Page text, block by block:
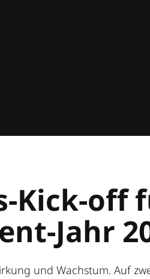
Kick-off
Jahr
und Wachstum. Auf